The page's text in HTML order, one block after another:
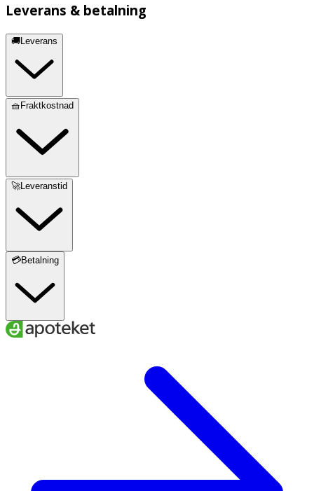
Leverans & betalning
🚚Leverans
🧺Fraktkostnad
🚀Leveranstid
💳Betalning